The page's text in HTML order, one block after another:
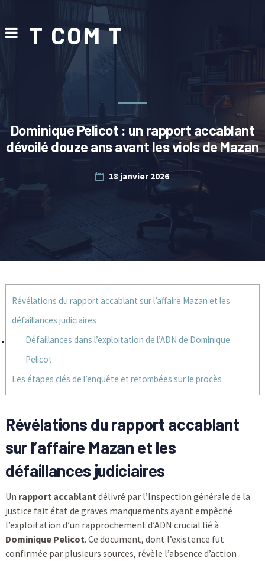
T COM T
Dominique Pelicot : un rapport accablant
dévoilé douze ans avant les viols de Mazan
18 janvier 2026
Révélations du rapport accablant sur l’affaire Mazan et les
défaillances judiciaires
Défaillances dans l’exploitation de l’ADN de Dominique
Pelicot
Les étapes clés de l’enquête et retombées sur le procès
Révélations du rapport accablant
sur l’affaire Mazan et les
défaillances judiciaires
Un rapport accablantdélivré par l’Inspection générale de la
justice fait état de graves manquements ayant empêché
l’exploitation d’un rapprochement d’ADN crucial lié à
Dominique Pelicot. Ce document, dont l’existence fut
confirmée par plusieurs sources, révèle l’absence d’action